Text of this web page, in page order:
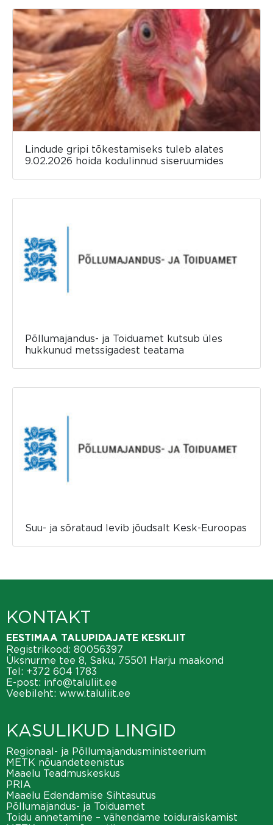
Lindude gripi tõkestamiseks tuleb alates
9.02.2026 hoida kodulinnud siseruumides
Põllumajandus- ja Toiduamet kutsub üles
hukkunud metssigadest teatama
Suu- ja sõrataud levib jõudsalt Kesk-Euroopas
KONTAKT
EESTIMAA TALUPIDAJATE KESKLIIT
Registrikood: 80056397
Üksnurme tee 8, Saku, 75501 Harju maakond
Tel: +372 604 1783
E-post: info@taluliit.ee
Veebileht: www.taluliit.ee
KASULIKUD LINGID
Regionaal- ja Põllumajandusministeerium
METK nõuandeteenistus
Maaelu Teadmuskeskus
PRIA
Maaelu Edendamise Sihtasutus
Põllumajandus- ja Toiduamet
Toidu annetamine – vähendame toiduraiskamist